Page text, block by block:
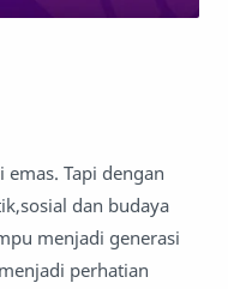
Tapi dengan
dan budaya
menjadi generasi
perhatian